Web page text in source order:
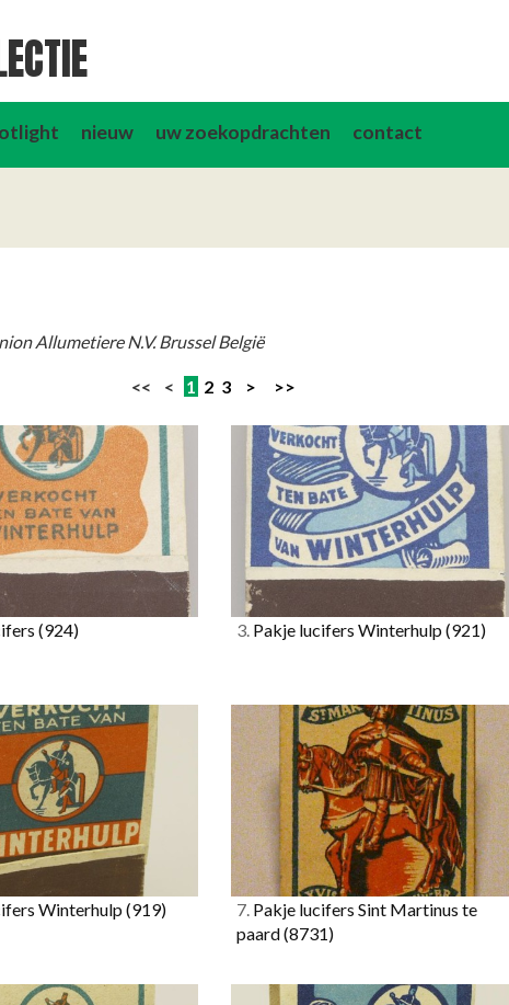
nieuw uw zoekopdrachten contact
Allumetiere N.V. Brussel België
<< < 1 2 3 > >>
(924) 3. Pakje lucifers Winterhulp (921)
Winterhulp (919) 7. Pakje lucifers Sint Martinus te
paard(8731)